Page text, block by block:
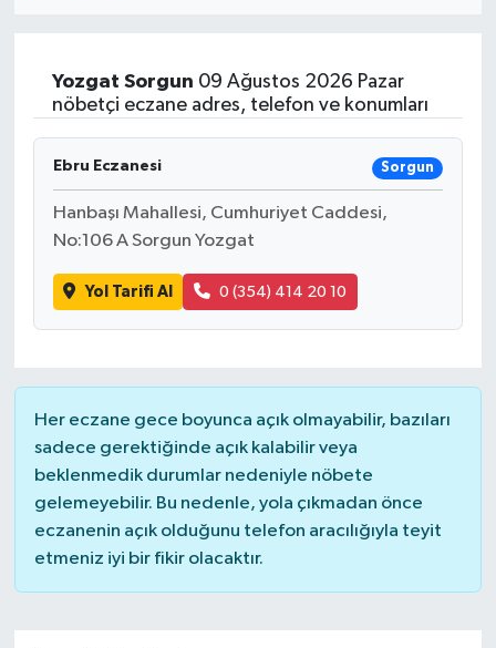
Yozgat Sorgun 09 Ağustos 2026 Pazar
nöbetçi eczane adres, telefon ve konumları
Ebru Eczanesi Sorgun
Hanbaşı Mahallesi, Cumhuriyet Caddesi,
No:106 A Sorgun Yozgat
Yol Tarifi Al 0 (354) 414 20 10
Her eczane gece boyunca açık olmayabilir, bazıları
sadece gerektiğinde açık kalabilir veya
beklenmedik durumlar nedeniyle nöbete
gelemeyebilir. Bu nedenle, yola çıkmadan önce
eczanenin açık olduğunu telefon aracılığıyla teyit
etmeniz iyi bir fikir olacaktır.